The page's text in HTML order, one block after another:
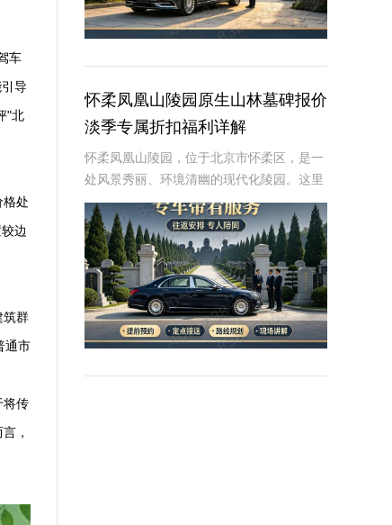
车
导
"北
格处
边
筑群
通市
将传
，
怀柔凤凰山陵园原生山林墓碑报价
淡季专属折扣福利详解
怀柔凤凰山陵园，位于北京市怀柔区，是一
处风景秀丽、环境清幽的现代化陵园。这里
依山傍水，绿树成荫，为逝者提供了一个宁
静而庄严的安息之地。近年来，随着人们对
逝者安葬方式的不断追求，墓碑作为纪念逝
者、寄托哀